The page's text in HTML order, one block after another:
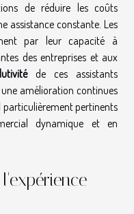
de réduire les coûts
assistance constante. Les
par leur capacité à
des entreprises et aux
de ces assistants
amélioration continues
particulièrement pertinents
dynamique et en